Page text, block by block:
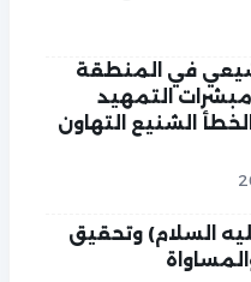
في المنطقة
التمهيد
الشنيع التهاون
السلام) وتحقيق